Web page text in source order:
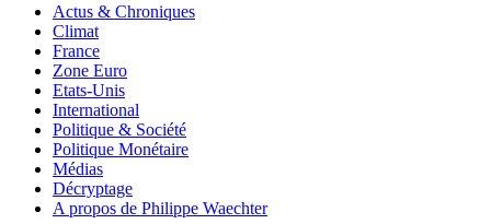
Actus & Chroniques
Climat
France
Zone Euro
Etats-Unis
International
Politique & Société
Politique Monétaire
Médias
Décryptage
A propos de Philippe Waechter